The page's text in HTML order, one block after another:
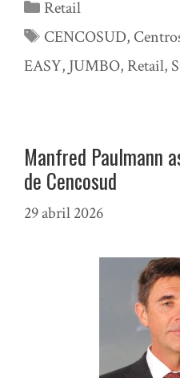
Categorías
Retail
Etiquetas
CENCOSUD,
EASY, JUMBO, Retail,
Manfred Paulmann
de Cencosud
29 abril 2026